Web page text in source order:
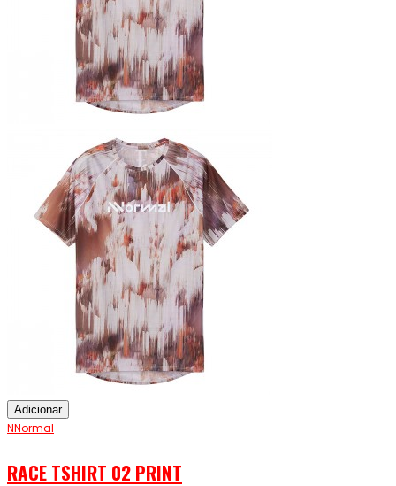
Adicionar
NNormal
RACE TSHIRT 02 PRINT